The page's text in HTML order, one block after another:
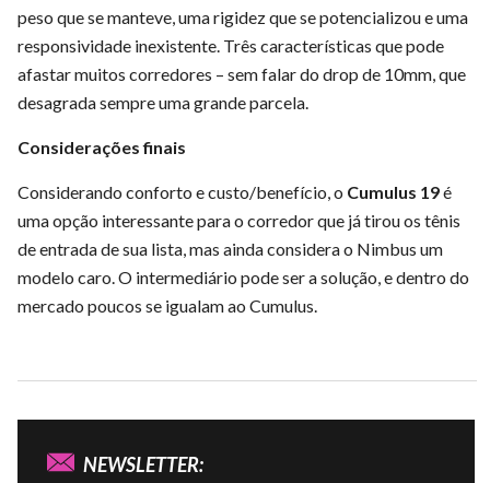
peso que se manteve, uma rigidez que se potencializou e uma
responsividade inexistente. Três características que pode
afastar muitos corredores – sem falar do drop de 10mm, que
desagrada sempre uma grande parcela.
Considerações finais
Considerando conforto e custo/benefício, o Cumulus 19é
uma opção interessante para o corredor que já tirou os tênis
de entrada de sua lista, mas ainda considera o Nimbus um
modelo caro. O intermediário pode ser a solução, e dentro do
mercado poucos se igualam ao Cumulus.
NEWSLETTER: